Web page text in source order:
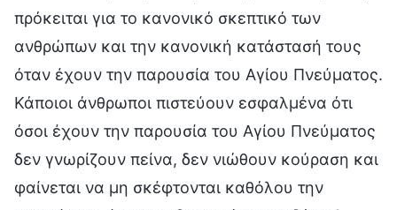
πρόκειται για το κανονικό σκεπτικό των
ανθρώπων και την κανονική κατάστασή τους
όταν έχουν την παρουσία του Αγίου Πνεύματος.
Κάποιοι άνθρωποι πιστεύουν εσφαλμένα ότι
όσοι έχουν την παρουσία του Αγίου Πνεύματος
δεν γνωρίζουν πείνα, δεν νιώθουν κούραση και
φαίνεται να μη σκέφτονται καθόλου την